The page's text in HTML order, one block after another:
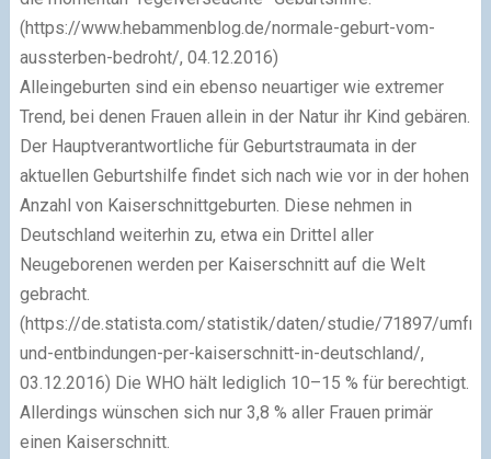
(https://www.hebammenblog.de/normale-geburt-vom-
aussterben-bedroht/, 04.12.2016)
Alleingeburten sind ein ebenso neuartiger wie extremer
Trend, bei denen Frauen allein in der Natur ihr Kind gebären.
Der Hauptverantwortliche für Geburtstraumata in der
aktuellen Geburtshilfe findet sich nach wie vor in der hohen
Anzahl von Kaiserschnittgeburten. Diese nehmen in
Deutschland weiterhin zu, etwa ein Drittel aller
Neugeborenen werden per Kaiserschnitt auf die Welt
gebracht.
(https://de.statista.com/statistik/daten/studie/71897/
und-entbindungen-per-kaiserschnitt-in-deutschland/,
03.12.2016) Die WHO hält lediglich 10–15 % für berechtigt.
Allerdings wünschen sich nur 3,8 % aller Frauen primär
einen Kaiserschnitt.